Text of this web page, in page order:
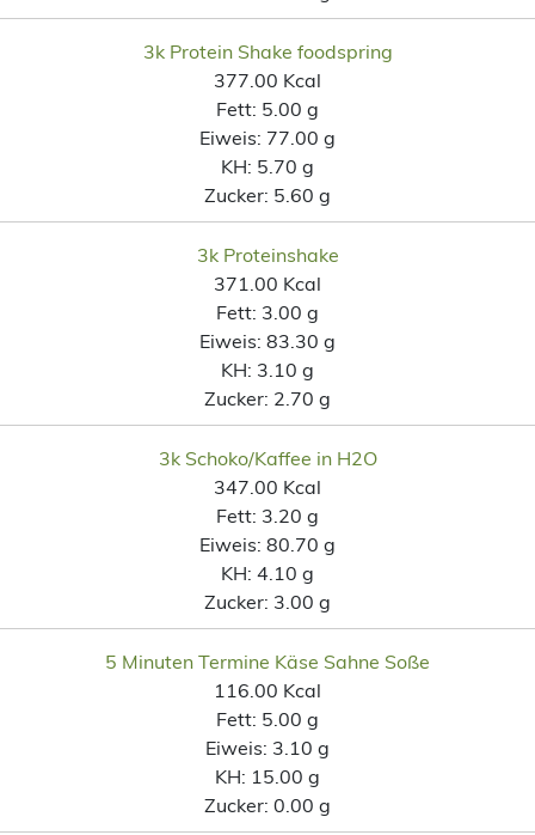
3k Protein Shake foodspring
377.00 Kcal
Fett: 5.00 g
Eiweis: 77.00 g
KH: 5.70 g
Zucker: 5.60 g
3k Proteinshake
371.00 Kcal
Fett: 3.00 g
Eiweis: 83.30 g
KH: 3.10 g
Zucker: 2.70 g
3k Schoko/Kaffee in H2O
347.00 Kcal
Fett: 3.20 g
Eiweis: 80.70 g
KH: 4.10 g
Zucker: 3.00 g
5 Minuten Termine Käse Sahne Soße
116.00 Kcal
Fett: 5.00 g
Eiweis: 3.10 g
KH: 15.00 g
Zucker: 0.00 g